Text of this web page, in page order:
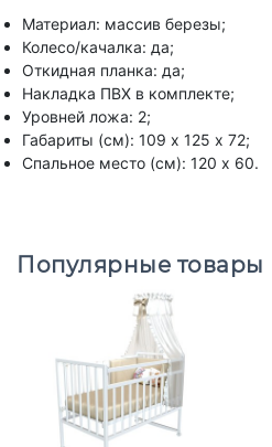
Материал: массив березы;
Колесо/качалка: да;
Откидная планка: да;
Накладка ПВХ в комплекте;
Уровней ложа: 2;
Габариты (см): 109 х 125 х 72;
Спальное место (см): 120 х 60.
Популярные товары